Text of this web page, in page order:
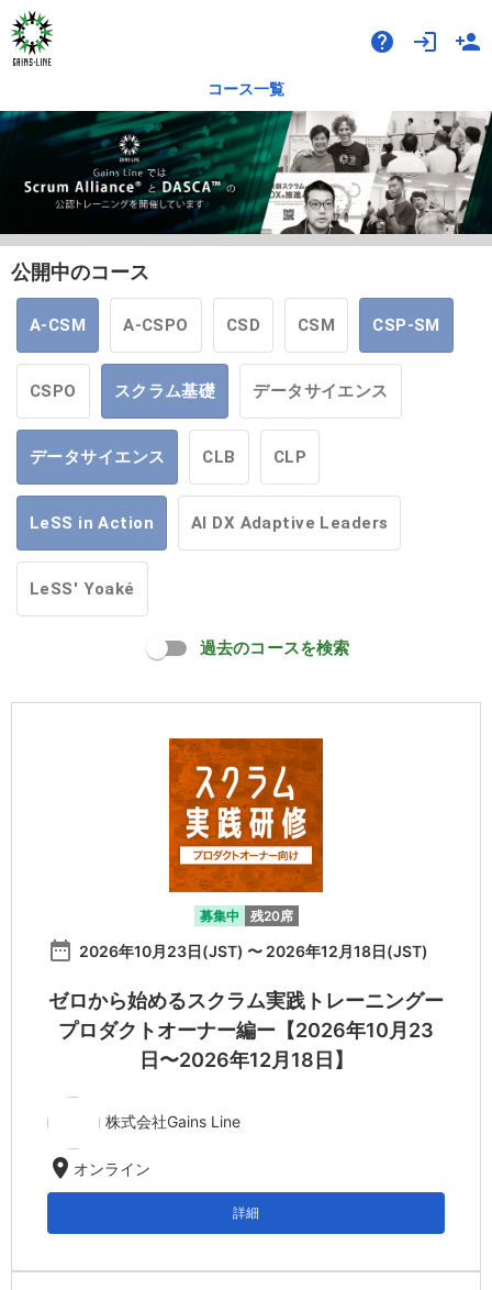
help login person_add
コース一覧
公開中のコース
A-CSM A-CSPO CSD CSM CSP-SM
CSPO スクラム基礎 データサイエンス
データサイエンス CLB CLP
LeSS in Action AI DX Adaptive Leaders
LeSS' Yoaké
過去のコースを検索
募集中 残20席
date_range 2026年10月23日(JST) 〜 2026年12月18日(JST)
ゼロから始めるスクラム実践トレーニングー
プロダクトオーナー編ー【2026年10月23
日〜2026年12月18日】
株式会社Gains Line
location_on オンライン
詳細